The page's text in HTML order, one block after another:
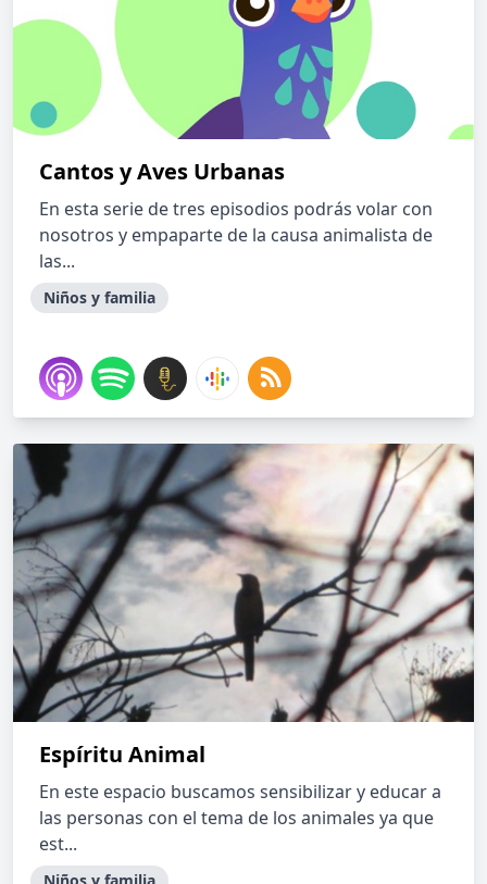
Cantos y Aves Urbanas
En esta serie de tres episodios podrás volar con
nosotros y empaparte de la causa animalista de
las...
Niños y familia
Espíritu Animal
En este espacio buscamos sensibilizar y educar a
las personas con el tema de los animales ya que
est...